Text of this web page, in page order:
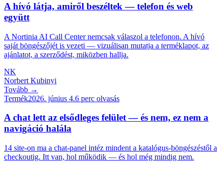
A hívó látja, amiről beszéltek — telefon és web
együtt
A Nortinia AI Call Center nemcsak válaszol a telefonon. A hívó
saját böngészőjét is vezeti — vizuálisan mutatja a terméklapot, az
ajánlatot, a szerződést, miközben hallja.
NK
Norbert Kubinyi
Tovább →
Termék2026. június 4.6 perc olvasás
A chat lett az elsődleges felület — és nem, ez nem a
navigáció halála
14 site-on ma a chat-panel intéz mindent a katalógus-böngészéstől a
checkoutig. Itt van, hol működik — és hol még mindig nem.